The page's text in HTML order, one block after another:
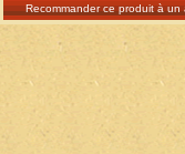
Recommander ce produit à un